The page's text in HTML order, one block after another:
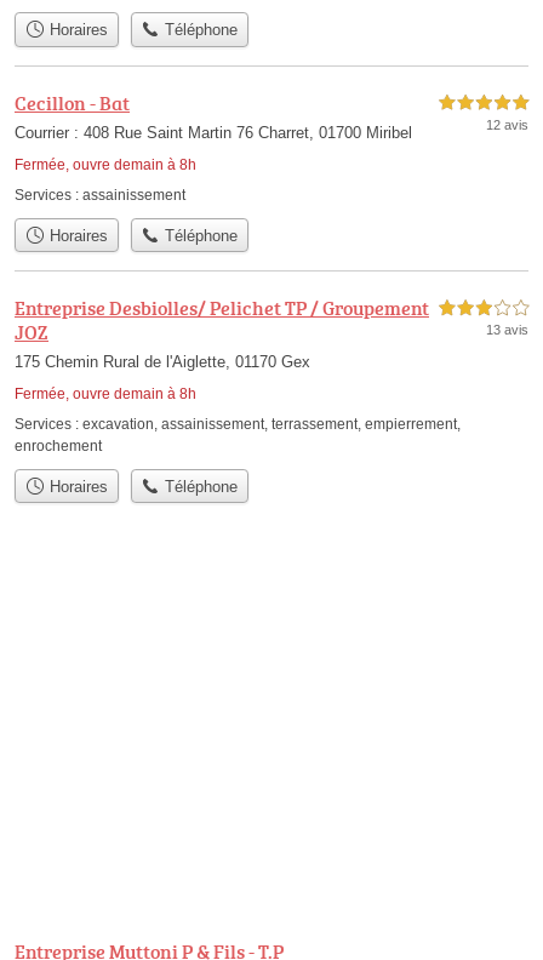
Horaires Téléphone
Cecillon - Bat
Courrier : 408 Rue Saint Martin 76 Charret, 01700 Miribel
Fermée, ouvre demain à 8h
5,0 étoiles sur 5
12 avis
Services : assainissement
Horaires Téléphone
Entreprise Desbiolles/ Pelichet TP / Groupement
JOZ
175 Chemin Rural de l'Aiglette, 01170 Gex
Fermée, ouvre demain à 8h
3,0 étoiles sur 5
13 avis
Services : excavation, assainissement, terrassement, empierrement,
enrochement
Horaires Téléphone
Entreprise Muttoni P & Fils - T.P